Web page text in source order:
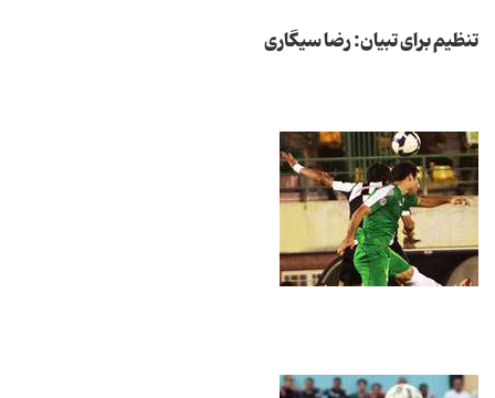
تنظیم برای تبیان: رضا سیگاری